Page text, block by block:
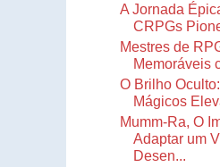
A Jornada
CRPGs
Mestres de
Memoráveis
O Brilho
Mágicos
Mumm-Ra, O
Adaptar um
Desen...